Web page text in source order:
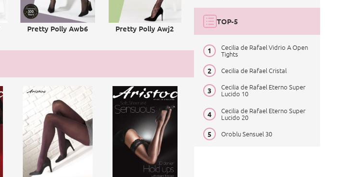
Pretty Polly Awb6 Pretty Polly Awj2
TOP-5
Cecilia de Rafael Vidrio A Open
Tights
Cecilia de Rafael Cristal
Cecilia de Rafael Eterno Super
Lucido 10
Cecilia de Rafael Eterno Super
Lucido 20
Oroblu Sensuel 30